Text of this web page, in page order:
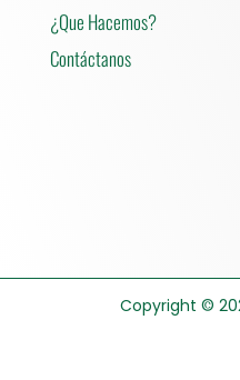
¿Que Hacemos?
Contáctanos
Copyright ©